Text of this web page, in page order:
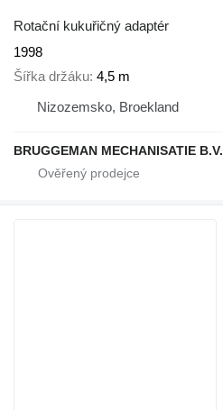
Rotační kukuřičný adaptér
1998
Šířka držáku 4,5 m
Nizozemsko, Broekland
BRUGGEMAN MECHANISATIE B.V.